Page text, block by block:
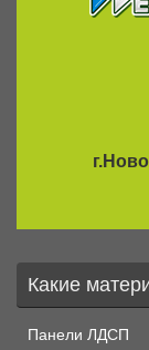
Какие
Панели ЛДСП